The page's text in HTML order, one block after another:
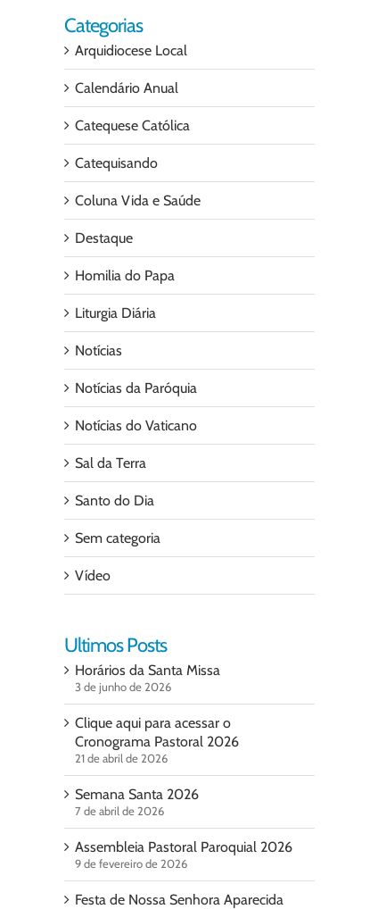
Categorias
Arquidiocese Local
Calendário Anual
Catequese Católica
Catequisando
Coluna Vida e Saúde
Destaque
Homilia do Papa
Liturgia Diária
Notícias
Notícias da Paróquia
Notícias do Vaticano
Sal da Terra
Santo do Dia
Sem categoria
Vídeo
Ultimos Posts
Horários da Santa Missa
3 de junho de 2026
Clique aqui para acessar o
Cronograma Pastoral 2026
21 de abril de 2026
Semana Santa 2026
7 de abril de 2026
Assembleia Pastoral Paroquial 2026
9 de fevereiro de 2026
Festa de Nossa Senhora Aparecida